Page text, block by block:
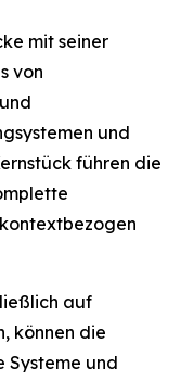
mit seiner
von
und
führen die
auf
können die
Systeme und